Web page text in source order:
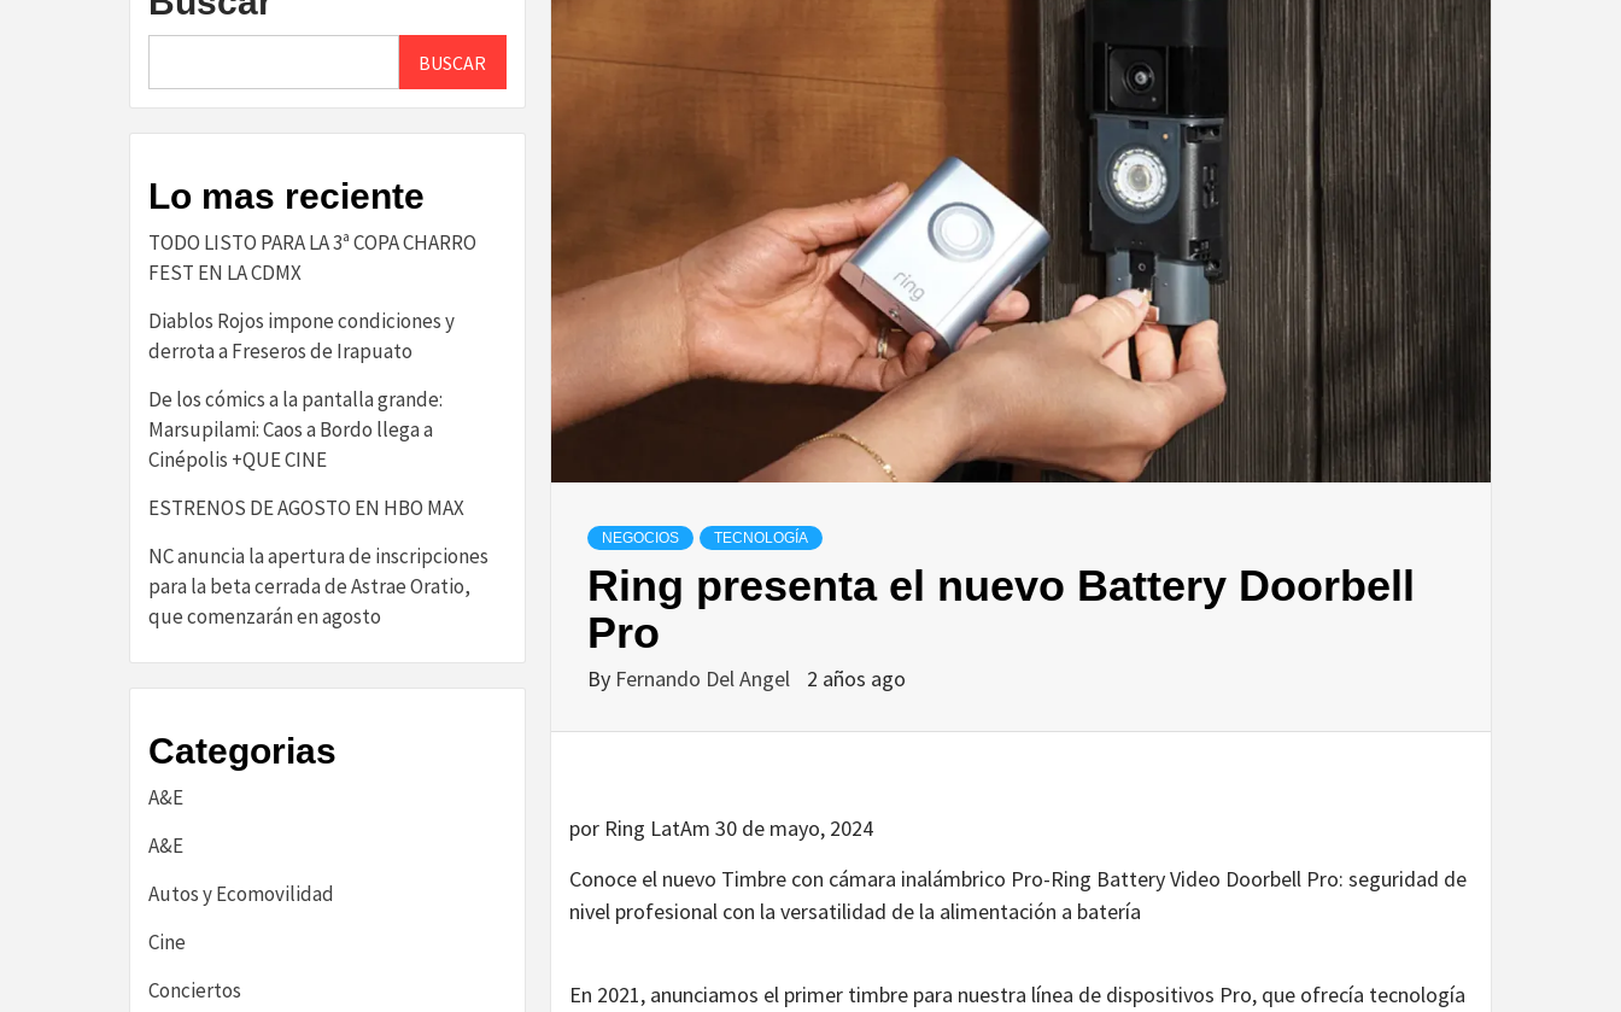
NEGOCIOS TECNOLOGÍA
Ring presenta el nuevo Battery Doorbell
Pro
By Fernando Del Angel 2 años ago
por Ring LatAm 30 de mayo, 2024
Conoce el nuevo Timbre con cámara inalámbrico Pro-Ring Battery Video Doorbell Pro: seguridad de
nivel profesional con la versatilidad de la alimentación a batería
En 2021, anunciamos el primer timbre para nuestra línea de dispositivos Pro, que ofrecía tecnología
BUSCAR
Lo mas reciente
TODO LISTO PARA LA 3ª COPA CHARRO
FEST EN LA CDMX
Diablos Rojos impone condiciones y
derrota a Freseros de Irapuato
De los cómics a la pantalla grande:
Marsupilami: Caos a Bordo llega a
Cinépolis +QUE CINE
ESTRENOS DE AGOSTO EN HBO MAX
NC anuncia la apertura de inscripciones
para la beta cerrada de Astrae Oratio,
que comenzarán en agosto
Categorias
A&E
A&E
Autos y Ecomovilidad
Cine
Conciertos